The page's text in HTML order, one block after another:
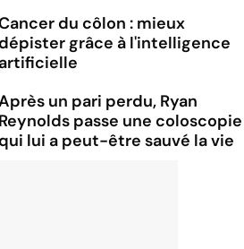
du côlon : mieux
dépister grâce à l'intelligence
artificielle
un pari perdu, Ryan
Reynolds passe une coloscopie
qui lui a peut-être sauvé la vie